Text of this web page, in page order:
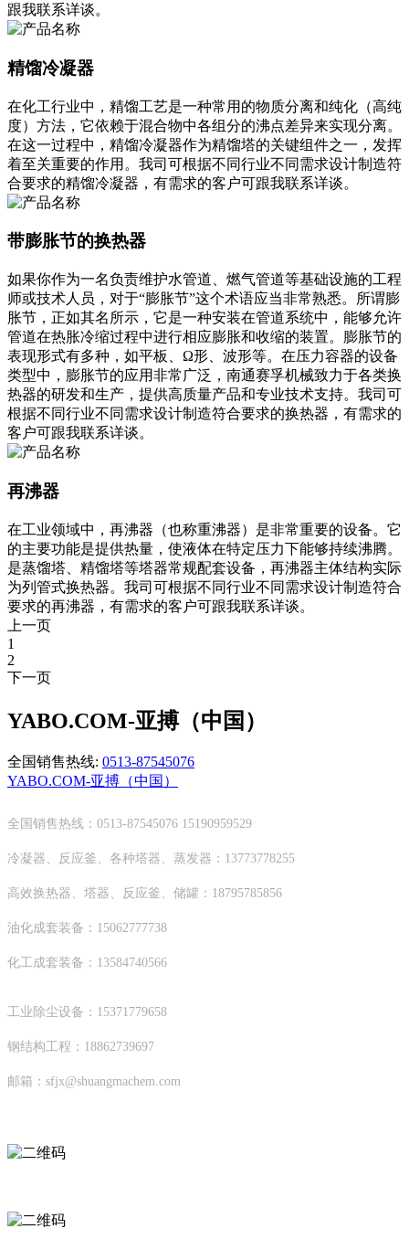
跟我联系详谈。
精馏冷凝器
在化工行业中，精馏工艺是一种常用的物质分离和纯化（高纯
度）方法，它依赖于混合物中各组分的沸点差异来实现分离。
在这一过程中，精馏冷凝器作为精馏塔的关键组件之一，发挥
着至关重要的作用。我司可根据不同行业不同需求设计制造符
合要求的精馏冷凝器，有需求的客户可跟我联系详谈。
带膨胀节的换热器
如果你作为一名负责维护水管道、燃气管道等基础设施的工程
师或技术人员，对于“膨胀节”这个术语应当非常熟悉。所谓膨
胀节，正如其名所示，它是一种安装在管道系统中，能够允许
管道在热胀冷缩过程中进行相应膨胀和收缩的装置。膨胀节的
表现形式有多种，如平板、Ω形、波形等。在压力容器的设备
类型中，膨胀节的应用非常广泛，南通赛孚机械致力于各类换
热器的研发和生产，提供高质量产品和专业技术支持。我司可
根据不同行业不同需求设计制造符合要求的换热器，有需求的
客户可跟我联系详谈。
再沸器
在工业领域中，再沸器（也称重沸器）是非常重要的设备。它
的主要功能是提供热量，使液体在特定压力下能够持续沸腾。
是蒸馏塔、精馏塔等塔器常规配套设备，再沸器主体结构实际
为列管式换热器。我司可根据不同行业不同需求设计制造符合
要求的再沸器，有需求的客户可跟我联系详谈。
上一页
1
2
下一页
YABO.COM-亚搏（中国）
全国销售热线: 0513-87545076
YABO.COM-亚搏（中国）
全国销售热线：0513-87545076 15190959529
冷凝器、反应釜、各种塔器、蒸发器：13773778255
高效换热器、塔器、反应釜、储罐：18795785856
油化成套装备：15062777738
化工成套装备：13584740566
工业除尘设备：15371779658
钢结构工程：18862739697
邮箱：sfjx@shuangmachem.com